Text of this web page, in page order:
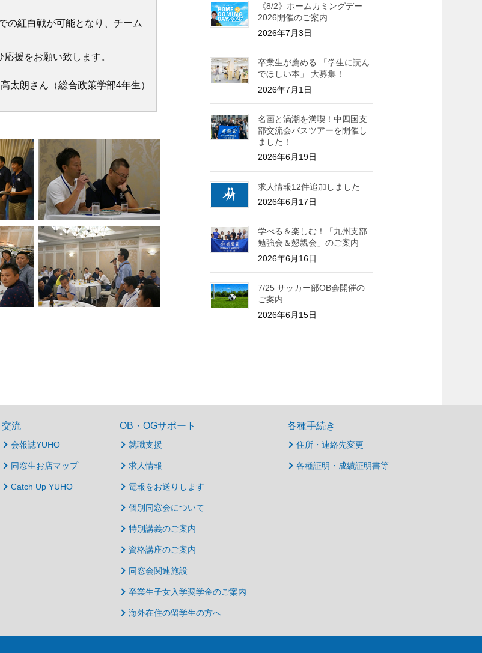
の紅白戦が可能となり、チーム
援をお願い致します。
太朗さん（総合政策学部4年生）
《8/2》ホームカミングデー
2026開催のご案内
2026年7月3日
卒業生が薦める 「学生に読ん
でほしい本」 大募集！
2026年7月1日
名画と渦潮を満喫！中四国支
部交流会バスツアーを開催し
ました！
2026年6月19日
求人情報12件追加しました
2026年6月17日
学べる＆楽しむ！「九州支部
勉強会＆懇親会」のご案内
2026年6月16日
7/25 サッカー部OB会開催の
ご案内
2026年6月15日
交流
会報誌YUHO
同窓生お店マップ
Catch Up YUHO
OB・OGサポート
就職支援
求人情報
電報をお送りします
個別同窓会について
特別講義のご案内
資格講座のご案内
同窓会関連施設
卒業生子女入学奨学金のご案内
海外在住の留学生の方へ
各種手続き
住所・連絡先変更
各種証明・成績証明書等